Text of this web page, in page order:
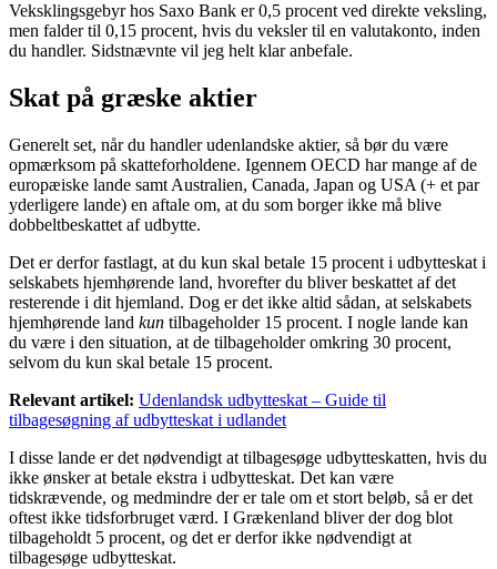
Veksklingsgebyr hos Saxo Bank er 0,5 procent ved direkte veksling,
men falder til 0,15 procent, hvis du veksler til en valutakonto, inden
du handler. Sidstnævnte vil jeg helt klar anbefale.
Skat på græske aktier
Generelt set, når du handler udenlandske aktier, så bør du være
opmærksom på skatteforholdene. Igennem OECD har mange af de
europæiske lande samt Australien, Canada, Japan og USA (+ et par
yderligere lande) en aftale om, at du som borger ikke må blive
dobbeltbeskattet af udbytte.
Det er derfor fastlagt, at du kun skal betale 15 procent i udbytteskat i
selskabets hjemhørende land, hvorefter du bliver beskattet af det
resterende i dit hjemland. Dog er det ikke altid sådan, at selskabets
hjemhørende land kun tilbageholder 15 procent. I nogle lande kan
du være i den situation, at de tilbageholder omkring 30 procent,
selvom du kun skal betale 15 procent.
Relevant artikel: Udenlandsk udbytteskat – Guide til
tilbagesøgning af udbytteskat i udlandet
I disse lande er det nødvendigt at tilbagesøge udbytteskatten, hvis du
ikke ønsker at betale ekstra i udbytteskat. Det kan være
tidskrævende, og medmindre der er tale om et stort beløb, så er det
oftest ikke tidsforbruget værd. I Grækenland bliver der dog blot
tilbageholdt 5 procent, og det er derfor ikke nødvendigt at
tilbagesøge udbytteskat.